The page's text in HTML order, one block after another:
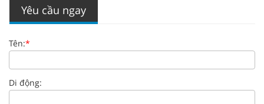
Yêu cầu ngay
Tên:*
Di động: